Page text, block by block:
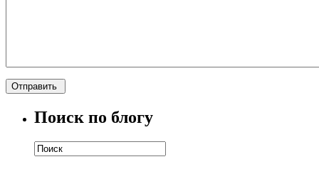
Поиск по блогу